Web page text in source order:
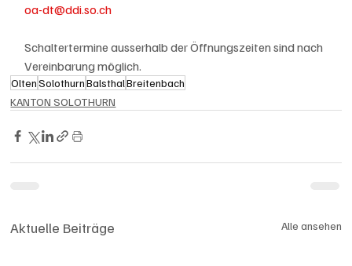
oa-dt@ddi.so.ch
Schaltertermine ausserhalb der Öffnungszeiten sind nach
Vereinbarung möglich.
Olten Solothurn Balsthal Breitenbach
KANTON SOLOTHURN
Aktuelle Beiträge Alle ansehen